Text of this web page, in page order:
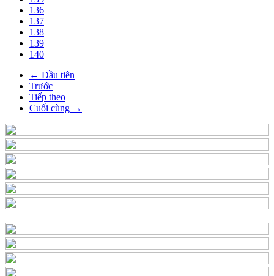
136
137
138
139
140
← Đầu tiên
Trước
Tiếp theo
Cuối cùng →